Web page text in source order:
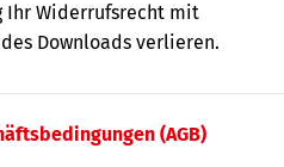
Ihr Widerrufsrecht mit
Downloads verlieren.
(AGB)